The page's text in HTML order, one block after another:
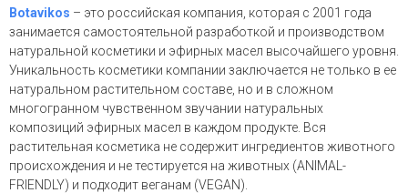
Botavikos – это российская компания, которая с 2001 года
занимается самостоятельной разработкой и производством
натуральной косметики и эфирных масел высочайшего уровня.
Уникальность косметики компании заключается не только в ее
натуральном растительном составе, но и в сложном
многогранном чувственном звучании натуральных
композиций эфирных масел в каждом продукте. Вся
растительная косметика не содержит ингредиентов животного
происхождения и не тестируется на животных (ANIMAL-
FRIENDLY) и подходит веганам (VEGAN).